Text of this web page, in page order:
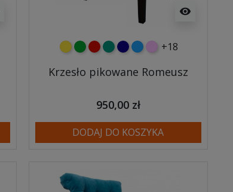
visibility
żółtyzielonyczerwony
turkusowy
granatowy
niebieski
różowy
+18
Krzesło pikowane Romeusz
950,00 zł
DODAJ DO KOSZYKA